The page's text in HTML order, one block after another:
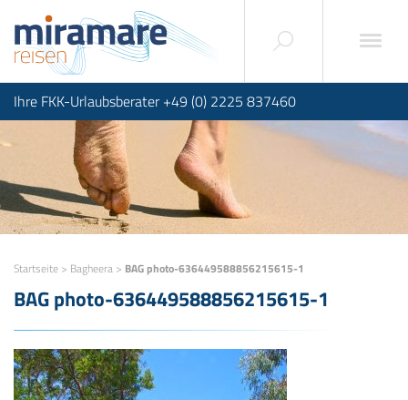
Ihre FKK-Urlaubsberater +49 (0) 2225 837460
Startseite > Bagheera > BAG photo-636449588856215615-1
BAG photo-636449588856215615-1